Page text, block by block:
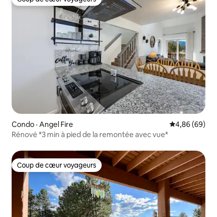
Coup de cœur voyageurs
Condo · Angel Fire Note
4,86 (69)
Rénové *3 min à pied de la remontée avec vue*
Coup de cœur voyageurs
Coup de cœur voyageurs